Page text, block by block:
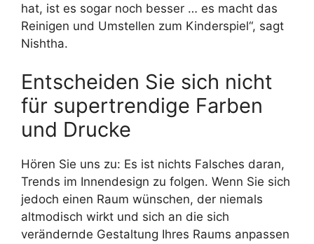
hat, ist es sogar noch besser … es macht das
Reinigen und Umstellen zum Kinderspiel“, sagt
Nishtha.
Entscheiden Sie sich nicht
für supertrendige Farben
und Drucke
Hören Sie uns zu: Es ist nichts Falsches daran,
Trends im Innendesign zu folgen. Wenn Sie sich
jedoch einen Raum wünschen, der niemals
altmodisch wirkt und sich an die sich
verändernde Gestaltung Ihres Raums anpassen